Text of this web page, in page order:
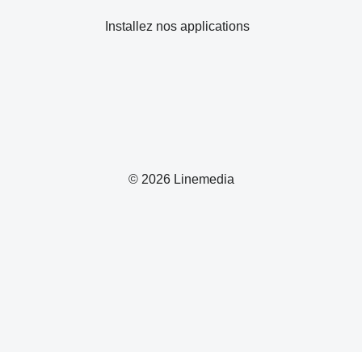
© 2026 Linemedia
Installez nos applications